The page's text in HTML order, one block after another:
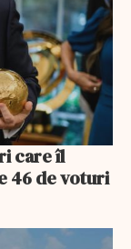
care îl
46 de voturi